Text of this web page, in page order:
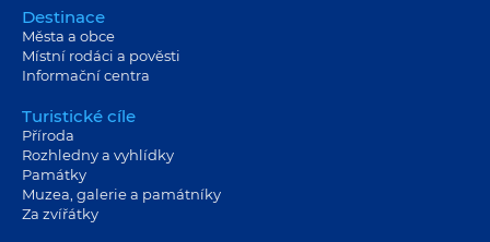
Destinace
Města a obce
Místní rodáci a pověsti
Informační centra
Turistické cíle
Příroda
Rozhledny a vyhlídky
Památky
Muzea, galerie a památníky
Za zvířátky